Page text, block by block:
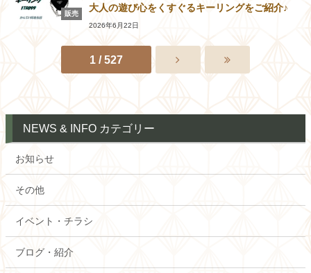
販売
大人の遊び心をくすぐるキーリングをご紹介♪
2026年6月22日
1 / 527
NEWS & INFO カテゴリー
お知らせ
その他
イベント・チラシ
ブログ・紹介